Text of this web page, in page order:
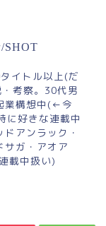
SHOT
イトル以上(だ
考察。30代男
業構想中(←今
に好きな連載中
アンラック・
サガ・アオア
載中扱い)